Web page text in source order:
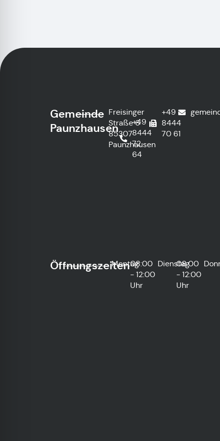
Gemeinde
Paunzhausen
Freisinger
Straße 6
85307
Paunzhausen
+49
8444
72
64
+49
8444
70 61
Öffnungszeiten
Montag08:00
- 12:00
Uhr
Dienstag
08:00
- 12:00
Uhr